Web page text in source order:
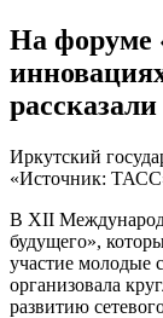
На форуме
Иркутский
«Источник:
В XII
будущего»,
участие молодые
организовала
развитию